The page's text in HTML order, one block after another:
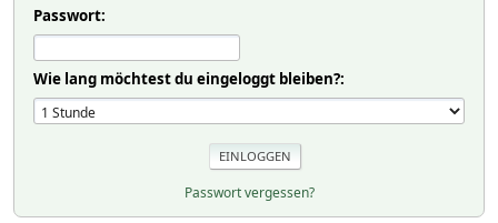
Passwort:
Wie lang möchtest du eingeloggt bleiben?:
Passwort vergessen?